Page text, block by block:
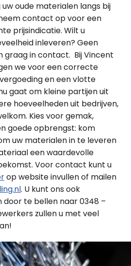
oude materialen langs bij
contact op voor een
prijsindicatie. Wilt u
inleveren? Geen
graag in contact. Bij Vincent
we voor een correcte
en een vlotte
gaat om kleine partijen uit
hoeveelheden uit bedrijven,
Kies voor gemak,
goede opbrengst: kom
uw materialen in te leveren
een waardevolle
Voor contact kunt u
op website invullen of mailen
. U kunt ons ook
te bellen naar 0348 –
zullen u met veel